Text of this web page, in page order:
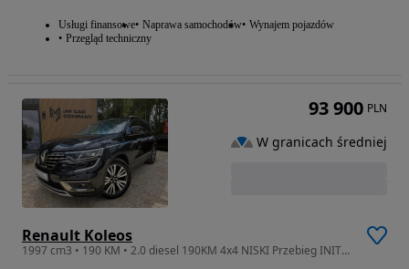
Usługi finansowe Naprawa samochodów Wynajem pojazdów
Przegląd techniczny
Renault Koleos
1997 cm3 • 190 KM • 2.0 diesel 190KM 4x4 NISKI Przebieg INITIALE Paris BEZWYPADKOWY Automa
93 900 PLN
W granicach średniej